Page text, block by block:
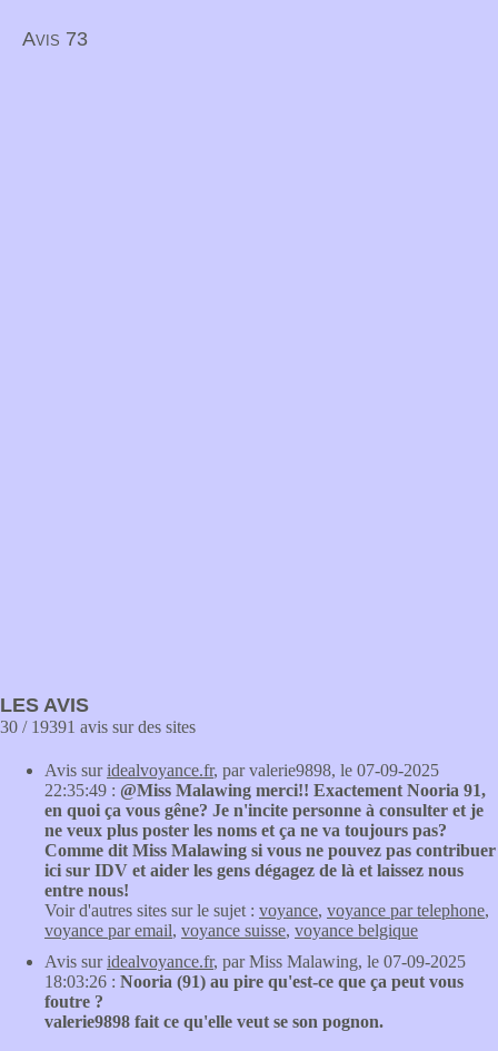
Avis 73
LES AVIS
30 / 19391 avis sur des sites
Avis suridealvoyance.fr, par valerie9898, le 07-09-2025
22:35:49 : @Miss Malawing merci!! Exactement Nooria 91,
en quoi ça vous gêne? Je n'incite personne à consulter et je
ne veux plus poster les noms et ça ne va toujours pas?
Comme dit Miss Malawing si vous ne pouvez pas contribuer
ici sur IDV et aider les gens dégagez de là et laissez nous
entre nous!
Voir d'autres sites sur le sujet : voyance, voyance par telephone,
voyance par email, voyance suisse, voyance belgique
Avis suridealvoyance.fr, par Miss Malawing, le 07-09-2025
18:03:26 : Nooria (91) au pire qu'est-ce que ça peut vous
foutre ?
valerie9898 fait ce qu'elle veut se son pognon.